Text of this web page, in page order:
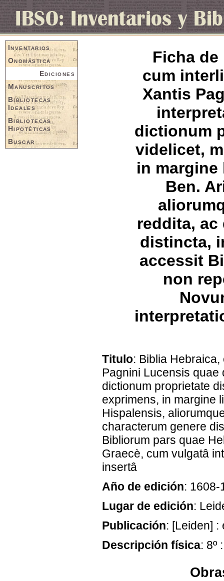
Inventarios
Onomástica
Ediciones
Manuscritos
Bibliotecas
Ideales
Bibliotecas
Hipotéticas
Buscar
Ficha
cum
Xantis
dictionum
videlicet,
in
Ben.
reddita, ac
distincta,
accessit
non
Titulo: Biblia
Pagnini Lucensis quae
dictionum proprietate
exprimens, in margine
Hispalensis,
characterum genere
Bibliorum pars quae
Graecè, cum vulgatâ
insertâ
Año de edición: 1608-
Lugar de edición:
Publicación: [Leiden]
Descripción física: 8º